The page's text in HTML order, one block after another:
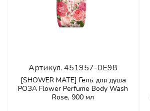
Артикул.451957-0E98
[SHOWER MATE] Гель для душа
РОЗА Flower Perfume Body Wash
Rose, 900 мл